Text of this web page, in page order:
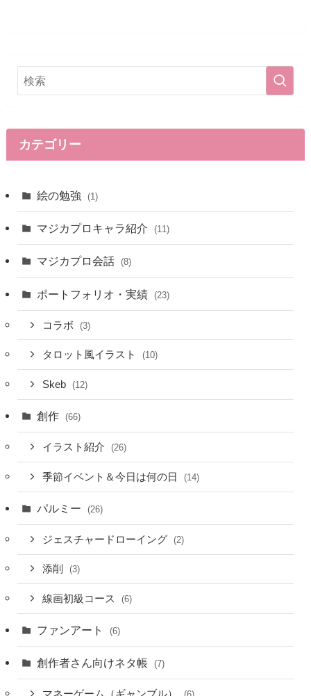
カテゴリー
絵の勉強 (1)
マジカプロキャラ紹介 (11)
マジカプロ会話 (8)
ポートフォリオ・実績 (23)
コラボ (3)
タロット風イラスト (10)
Skeb (12)
創作 (66)
イラスト紹介 (26)
季節イベント＆今日は何の日 (14)
パルミー (26)
ジェスチャードローイング (2)
添削 (3)
線画初級コース (6)
ファンアート (6)
創作者さん向けネタ帳 (7)